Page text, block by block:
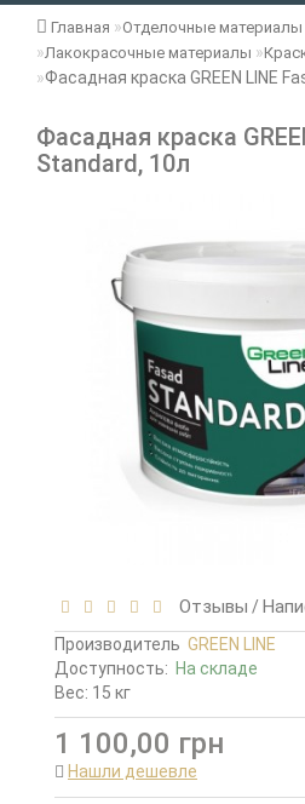
Главная
Отделочные материалы
Лакокрасочные материалы
Фасадная краска GREEN LINE
Фасадная краска
Standard, 10л
Отзывы /
Производитель GREEN LINE
Доступность: На складе
Вес: 15 кг
1 100,00 грн
Нашли дешевле